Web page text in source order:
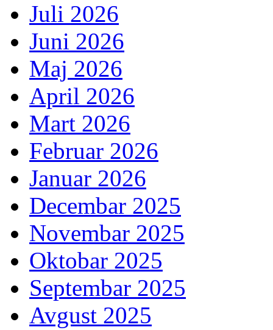
Juli 2026
Juni 2026
Maj 2026
April 2026
Mart 2026
Februar 2026
Januar 2026
Decembar 2025
Novembar 2025
Oktobar 2025
Septembar 2025
Avgust 2025